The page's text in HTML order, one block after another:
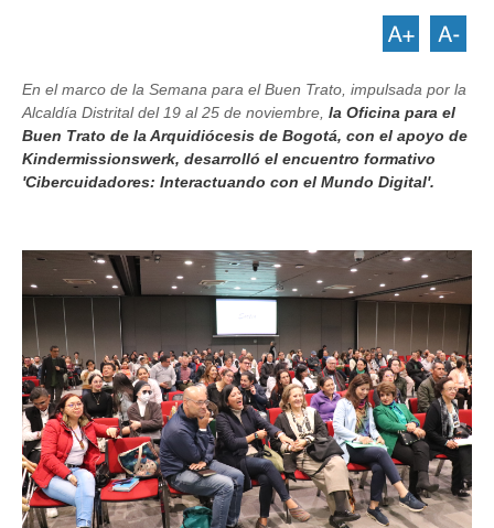
En el marco de la Semana para el Buen Trato, impulsada por la
Alcaldía Distrital del 19 al 25 de noviembre, la Oficina para el
Buen Trato de la Arquidiócesis de Bogotá, con el apoyo de
Kindermissionswerk, desarrolló el encuentro formativo
'Cibercuidadores: Interactuando con el Mundo Digital'.